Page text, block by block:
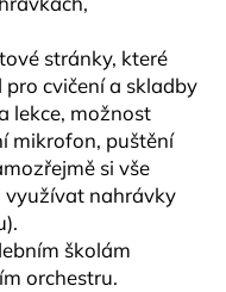
stránky, které
cvičení a skladby
lekce, možnost
mikrofon, puštění
si vše
využívat nahrávky
školám
orchestru.